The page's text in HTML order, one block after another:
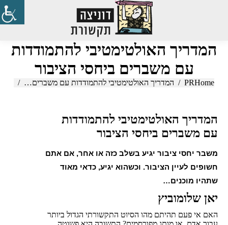
Search:
המדריך האולטימטיבי להתמודדות
עם משברים ביחסי הציבור
You are here:
Home
PR המדריך האולטימטיבי להתמודדות עם משברים…
המדריך האולטימטיבי להתמודדות
עם משברים ביחסי הציבור
משבר יחסי ציבור יגיע בשלב כזה או אחר, אם אתם
חשופים לעיין הציבור. וכשהוא יגיע, כדאי מאוד
שתהיו מוכנים…
יאן שלומוביץ
האם אי פעם תהיתם מהו הסיוט התקשורתי הגדול ביותר